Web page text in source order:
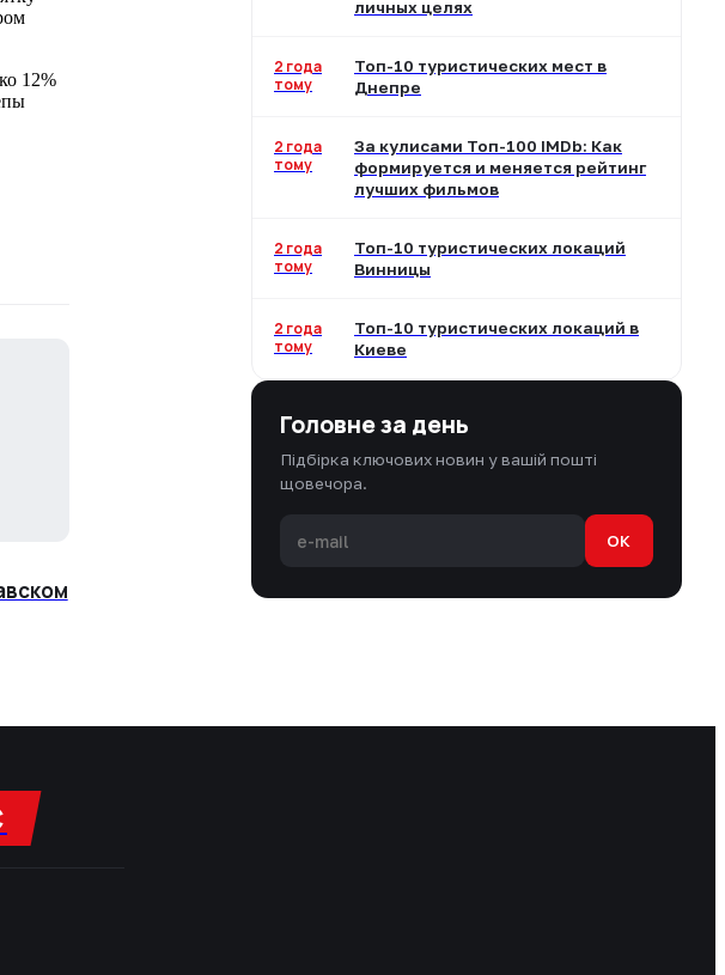
12%
личных целях
2 года
тому
Топ-10 туристических мест в
Днепре
2 года
тому
За кулисами Топ-100 IMDb: Как
формируется и меняется рейтинг
лучших фильмов
2 года
тому
Топ-10 туристических локаций
Винницы
2 года
тому
Топ-10 туристических локаций в
Киеве
Головне за день
Підбірка ключових новин у вашій пошті
щовечора.
OK